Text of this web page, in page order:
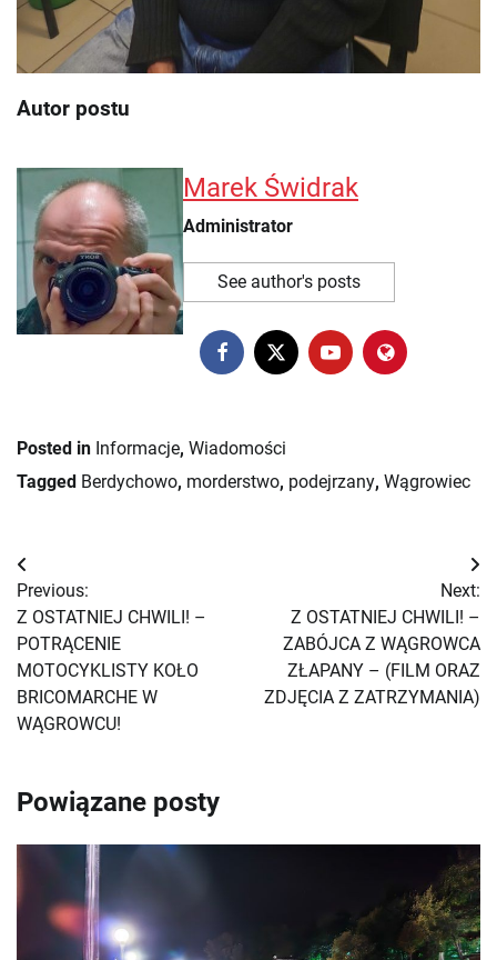
Autor postu
Marek Świdrak
Administrator
See author's posts
Posted in Informacje, Wiadomości
Tagged Berdychowo, morderstwo, podejrzany, Wągrowiec
Nawigacja
wpisu
Previous:
Z OSTATNIEJ CHWILI! –
POTRĄCENIE
MOTOCYKLISTY KOŁO
BRICOMARCHE W
WĄGROWCU!
Next:
Z OSTATNIEJ CHWILI! –
ZABÓJCA Z WĄGROWCA
ZŁAPANY – (FILM ORAZ
ZDJĘCIA Z ZATRZYMANIA)
Powiązane posty